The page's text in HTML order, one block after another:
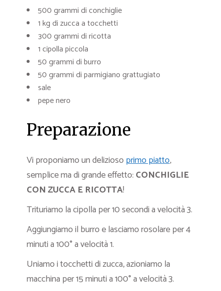
500 grammi di conchiglie
1 kg di zucca a tocchetti
300 grammi di ricotta
1 cipolla piccola
50 grammi di burro
50 grammi di parmigiano grattugiato
sale
pepe nero
Preparazione
Vi proponiamo un delizioso primo piatto,
semplice ma di grande effetto: CONCHIGLIE
CON ZUCCA E RICOTTA!
Trituriamo la cipolla per 10 secondi a velocità 3.
Aggiungiamo il burro e lasciamo rosolare per 4
minuti a 100° a velocità 1.
Uniamo i tocchetti di zucca, azioniamo la
macchina per 15 minuti a 100° a velocità 3.